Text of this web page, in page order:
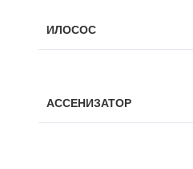
ИЛОСОС
АССЕНИЗАТОР